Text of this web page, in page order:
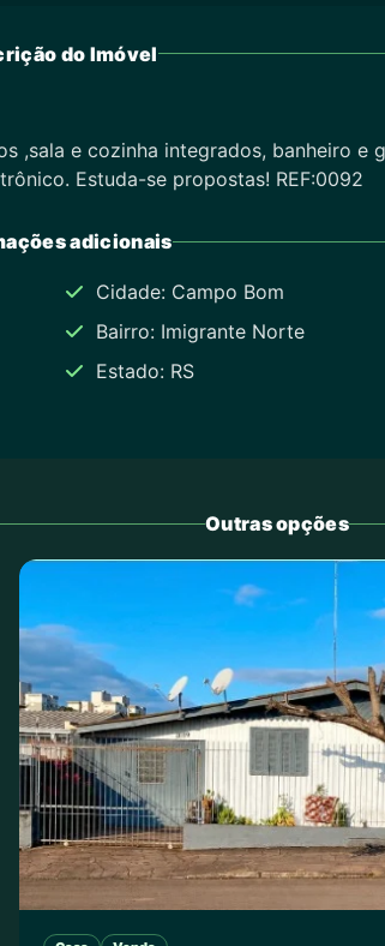
do Imóvel
,sala e cozinha integrados, banheiro e
Estuda-se propostas! REF:0092
adicionais
Cidade: Campo Bom
Bairro: Imigrante Norte
Estado: RS
Outras opções